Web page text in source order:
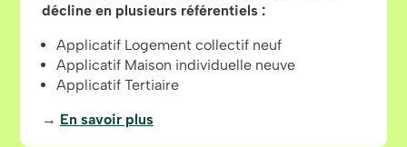
décline en plusieurs référentiels :
Applicatif Logement collectif neuf
Applicatif Maison individuelle neuve
Applicatif Tertiaire
→ En savoir plus